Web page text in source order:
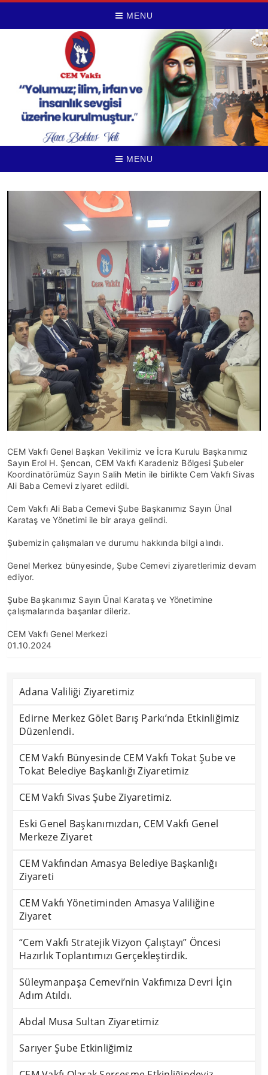
MENU
MENU
CEM Vakfı Genel Başkan Vekilimiz ve İcra Kurulu Başkanımız
Sayın Erol H. Şencan, CEM Vakfı Karadeniz Bölgesi Şubeler
Koordinatörümüz Sayın Salih Metin ile birlikte Cem Vakfı Sivas
Ali Baba Cemevi ziyaret edildi.
Cem Vakfı Ali Baba Cemevi Şube Başkanımız Sayın Ünal
Karataş ve Yönetimi ile bir araya gelindi.
Şubemizin çalışmaları ve durumu hakkında bilgi alındı.
Genel Merkez bünyesinde, Şube Cemevi ziyaretlerimiz devam
ediyor.
Şube Başkanımız Sayın Ünal Karataş ve Yönetimine
çalışmalarında başarılar dileriz.
CEM Vakfı Genel Merkezi
01.10.2024
Adana Valiliği Ziyaretimiz
Edirne Merkez Gölet Barış Parkı’nda Etkinliğimiz
Düzenlendi.
CEM Vakfı Bünyesinde CEM Vakfı Tokat Şube ve
Tokat Belediye Başkanlığı Ziyaretimiz
CEM Vakfı Sivas Şube Ziyaretimiz.
Eski Genel Başkanımızdan, CEM Vakfı Genel
Merkeze Ziyaret
CEM Vakfından Amasya Belediye Başkanlığı
Ziyareti
CEM Vakfı Yönetiminden Amasya Valiliğine
Ziyaret
“Cem Vakfı Stratejik Vizyon Çalıştayı” Öncesi
Hazırlık Toplantımızı Gerçekleştirdik.
Süleymanpaşa Cemevi’nin Vakfımıza Devri İçin
Adım Atıldı.
Abdal Musa Sultan Ziyaretimiz
Sarıyer Şube Etkinliğimiz